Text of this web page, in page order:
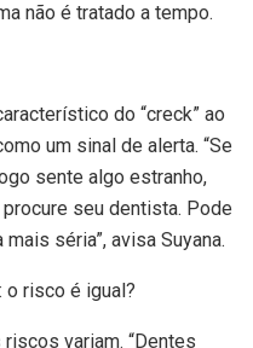
não é tratado a tempo.
do “creck” ao
um sinal de alerta. “Se
sente algo estranho,
seu dentista. Pode
séria”, avisa Suyana.
o risco é igual?
variam. “Dentes